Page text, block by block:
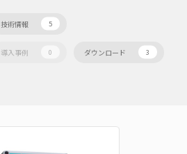
技術情報 5
導入事例 0 ダウンロード 3